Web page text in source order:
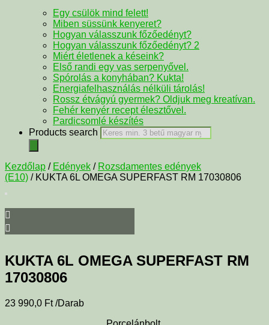
Egy csülök mind felett!
Miben süssünk kenyeret?
Hogyan válasszunk főzőedényt?
Hogyan válasszunk főzőedényt? 2
Miért életlenek a késeink?
Első randi egy vas serpenyővel.
Spórolás a konyhában? Kukta!
Energiafelhasználás nélküli tárolás!
Rossz étvágyú gyermek? Oldjuk meg kreatívan.
Fehér kenyér recept élesztővel.
Pardicsomlé készítés
Products search
Kezdőlap / Edények / Rozsdamentes edények
(E10) / KUKTA 6L OMEGA SUPERFAST RM 17030806
KUKTA 6L OMEGA SUPERFAST RM
17030806
23 990,0 Ft /Darab